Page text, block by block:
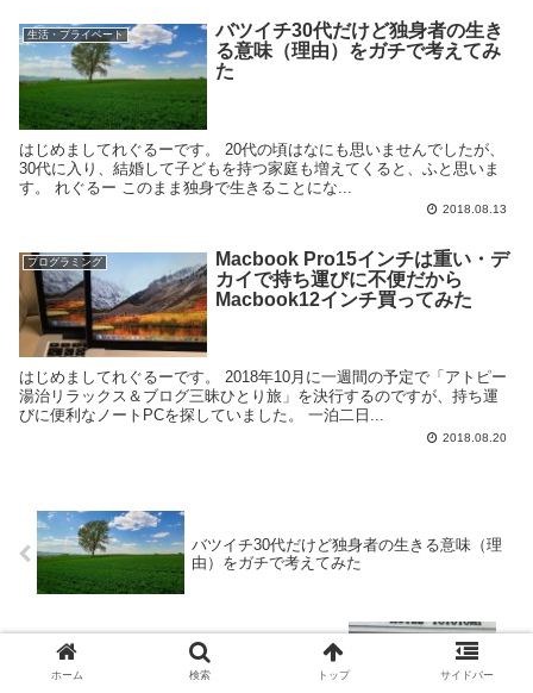
生活・プライベート
バツイチ30代だけど独身者の生き
る意味（理由）をガチで考えてみ
た
はじめましてれぐるーです。 20代の頃はなにも思いませんでしたが、
30代に入り、結婚して子どもを持つ家庭も増えてくると、ふと思いま
す。 れぐるー このまま独身で生きることにな...
2018.08.13
プログラミング
Macbook Pro15インチは重い・デ
カイで持ち運びに不便だから
Macbook12インチ買ってみた
はじめましてれぐるーです。 2018年10月に一週間の予定で「アトピー
湯治リラックス＆ブログ三昧ひとり旅」を決行するのですが、持ち運
びに便利なノートPCを探していました。 一泊二日...
2018.08.20
バツイチ30代だけど独身者の生きる意味（理
由）をガチで考えてみた
アトピー湯治でホテル豊富に泊まった話【レ
ビュー・感想】
ホーム 検索 トップ サイドバー